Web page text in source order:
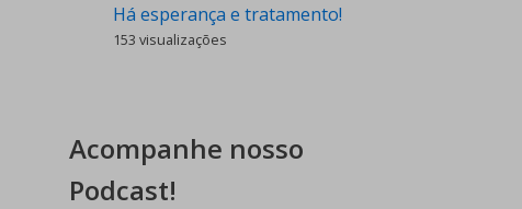
Há esperança e tratamento!
153 visualizações
Acompanhe nosso
Podcast!